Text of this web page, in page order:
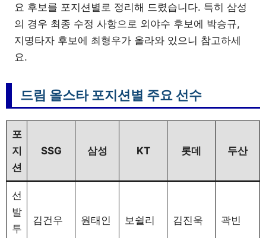
요 후보를 포지션별로 정리해 드렸습니다. 특히 삼성
의 경우 최종 수정 사항으로 외야수 후보에 박승규,
지명타자 후보에 최형우가 올라와 있으니 참고하세
요.
드림 올스타 포지션별 주요 선수
포
지
션
SSG 삼성 KT 롯데 두산
선
발
투
김건우 원태인 보쉴리 김진욱 곽빈